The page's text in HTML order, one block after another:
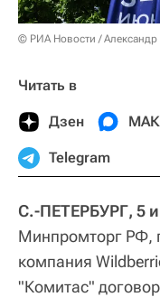
© РИА Новости / Александр
Читать в
Дзен
Telegram
С.-ПЕТЕРБУРГ, 5
Минпромторг РФ,
компания
"Комитас"